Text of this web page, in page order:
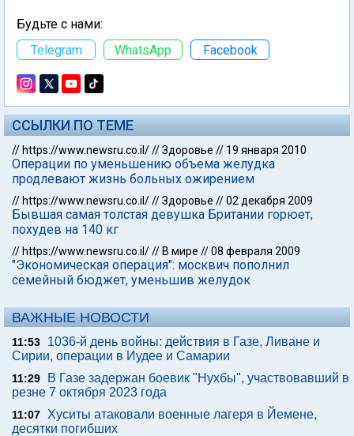
Будьте с нами:
Telegram
WhatsApp Facebook
ССЫЛКИ ПО ТЕМЕ
// https://www.newsru.co.il///Здоровье // 19 января 2010
Операции по уменьшению объема желудка
продлевают жизнь больных ожирением
// https://www.newsru.co.il///Здоровье //02 декабря 2009
Бывшая самая толстая девушка Британии горюет,
похудев на 140 кг
// https://www.newsru.co.il/// В мире //08 февраля 2009
"Экономическая операция": москвич пополнил
семейный бюджет, уменьшив желудок
ВАЖНЫЕ НОВОСТИ
11:53
1036-й день войны: действия в Газе, Ливане и
Сирии, операции в Иудее и Самарии
11:29
В Газе задержан боевик "Нухбы", участвовавший в
резне 7 октября 2023 года
11:07
Хуситы атаковали военные лагеря в Йемене,
десятки погибших